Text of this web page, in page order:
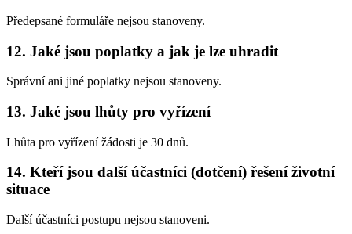
Předepsané formuláře nejsou stanoveny.
12. Jaké jsou poplatky a jak je lze uhradit
Správní ani jiné poplatky nejsou stanoveny.
13. Jaké jsou lhůty pro vyřízení
Lhůta pro vyřízení žádosti je 30 dnů.
14. Kteří jsou další účastníci (dotčení) řešení životní
situace
Další účastníci postupu nejsou stanoveni.